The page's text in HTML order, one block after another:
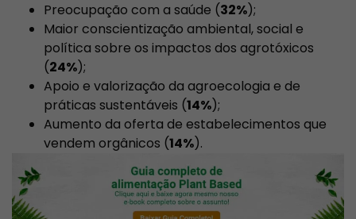
Preocupação com a saúde (32%);
Maior conscientização ambiental, social e
política sobre os impactos dos agrotóxicos
(24%);
Apoio e valorização da agroecologia e de
práticas sustentáveis (14%);
Aumento da oferta de estabelecimentos que
vendem orgânicos (14%).